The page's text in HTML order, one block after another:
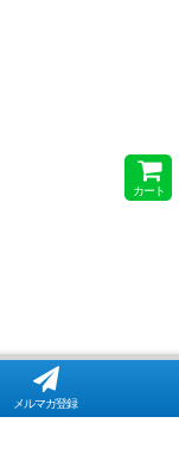
カート
メルマガ登録